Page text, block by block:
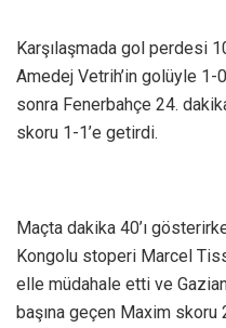
Karşılaşmada gol perdesi
Amedej Vetrih’in golüyle
sonra Fenerbahçe 24.
skoru 1-1’e getirdi.
Maçta dakika 40’ı
Kongolu stoperi Marcel
elle müdahale etti ve
başına geçen Maxim skoru